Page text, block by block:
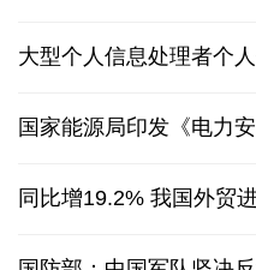
大型个人信息处理者个
国家能源局印发《电力
同比增19.2% 我国外贸